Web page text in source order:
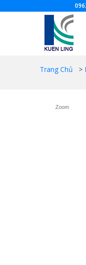
Trang Chủ >
Zoom